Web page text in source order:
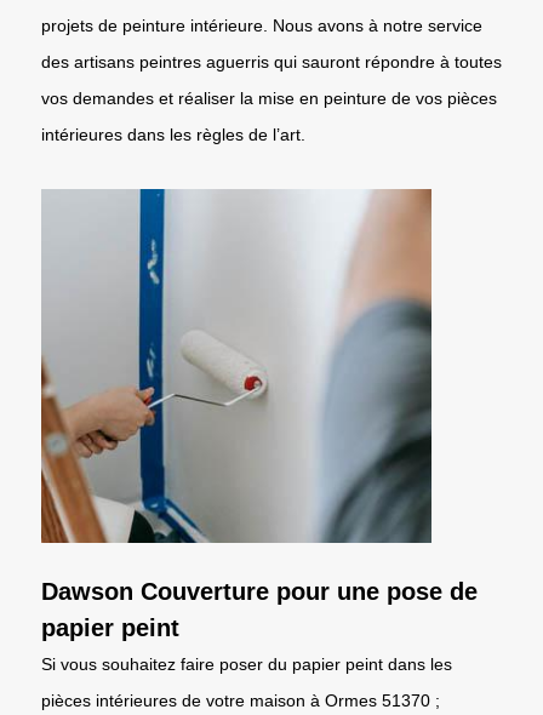
projets de peinture intérieure. Nous avons à notre service
des artisans peintres aguerris qui sauront répondre à toutes
vos demandes et réaliser la mise en peinture de vos pièces
intérieures dans les règles de l’art.
Dawson Couverture pour une pose de
papier peint
Si vous souhaitez faire poser du papier peint dans les
pièces intérieures de votre maison à Ormes 51370 ;